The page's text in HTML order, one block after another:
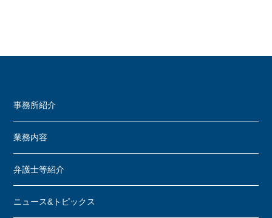
事務所紹介
業務内容
弁護士等紹介
ニュース&トピックス